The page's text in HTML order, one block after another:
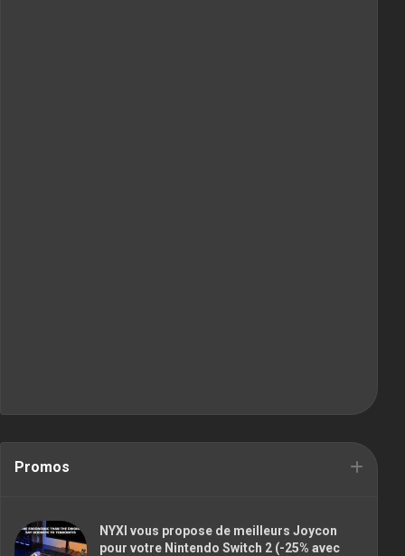
Promos
NYXI vous propose de meilleurs Joycon
pour votre Nintendo Switch 2 (-25% avec